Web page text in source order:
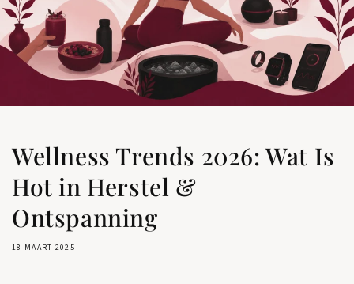
Wellness Trends 2026: Wat Is
Hot in Herstel &
Ontspanning
18 MAART 2025